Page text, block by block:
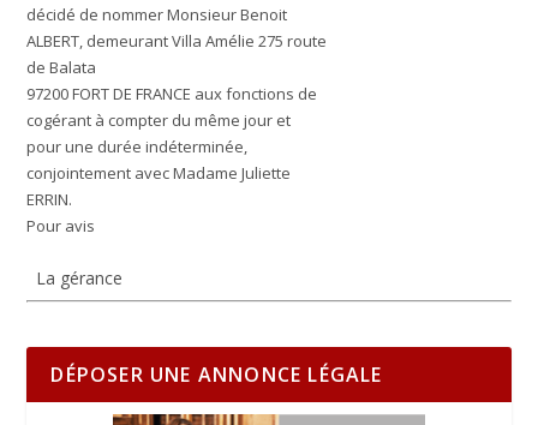
décidé de nommer Monsieur Benoit
ALBERT, demeurant Villa Amélie 275 route
de Balata
97200 FORT DE FRANCE aux fonctions de
cogérant à compter du même jour et
pour une durée indéterminée,
conjointement avec Madame Juliette
ERRIN.
Pour avis
La gérance
DÉPOSER UNE ANNONCE LÉGALE